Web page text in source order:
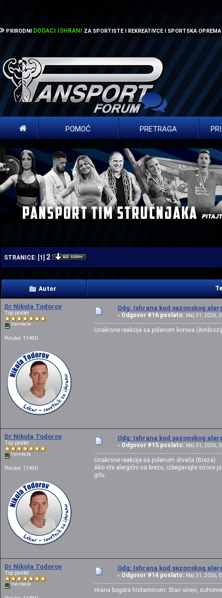
PRIRODNI DODACI ISHRANI ZA SPORTISTE I REKREATIVCE I SPORTSKA OPREMA
POMOĆ PRETRAGA
STRANICE: [1 ] 2
Autor
Dr Nikola Todorov
Top poster
Van mreže
Poruke: 11490
Odg: Ishrana kod sezonskog
« Odgovor #16 poslato: Maj 31, 2026,
Unakrsne reakcije sa polenom korova
Dr Nikola Todorov
Top poster
Van mreže
Poruke: 11490
Odg: Ishrana kod sezonskog
« Odgovor #15 poslato: Maj 31, 2026,
Unakrsne reakcije sa polenom drveća (Breza):
Ako ste alergični na brezu, izbegavajte sirove
grlu.
Dr Nikola Todorov
Top poster
Van mreže
Odg: Ishrana kod sezonskog
« Odgovor #14 poslato: Maj 31, 2026,
Hrana bogata histaminom: Stari sirevi,